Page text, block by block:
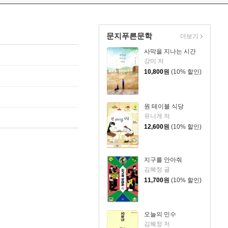
문지푸른문학
사막을 지나는 시간
강미 저
10,800원 (10% 할인)
원 테이블 식당
유니게 저
12,600원 (10% 할인)
지구를 안아줘
김혜정 글
11,700원 (10% 할인)
오늘의 민수
김혜정 저
더보기